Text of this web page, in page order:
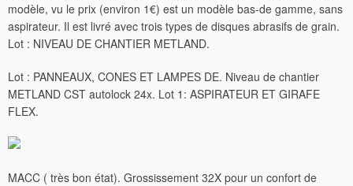
modèle, vu le prix (environ 1€) est un modèle bas-de gamme, sans
aspirateur. Il est livré avec trois types de disques abrasifs de grain.
Lot : NIVEAU DE CHANTIER METLAND.
Lot : PANNEAUX, CONES ET LAMPES DE. Niveau de chantier
METLAND CST autolock 24x. Lot 1: ASPIRATEUR ET GIRAFE
FLEX.
MACC ( très bon état). Grossissement 32X pour un confort de